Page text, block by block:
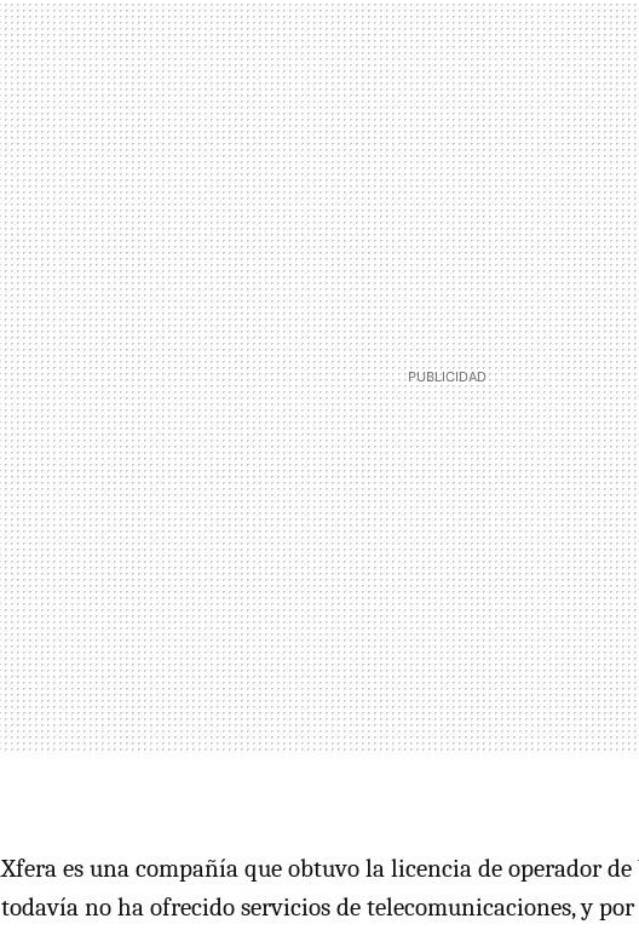
Xfera es una compañía que obtuvo la licencia de operador
todavía no ha ofrecido servicios de telecomunicaciones, y